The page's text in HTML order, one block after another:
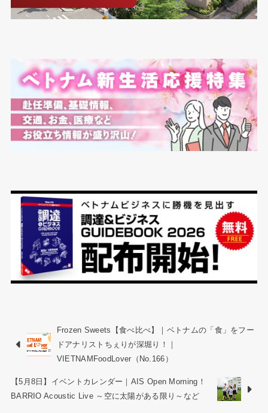
Frozen Sweets【食べ比べ】｜ベトナムの「食」をフー
ドアナリストちぇりが深堀り！｜
VIETNAMFoodLover（No.166）
【5月8日】イベントカレンダー｜AIS Open Morning！
BARRIO Acoustic Live ～空に太陽がある限り～など